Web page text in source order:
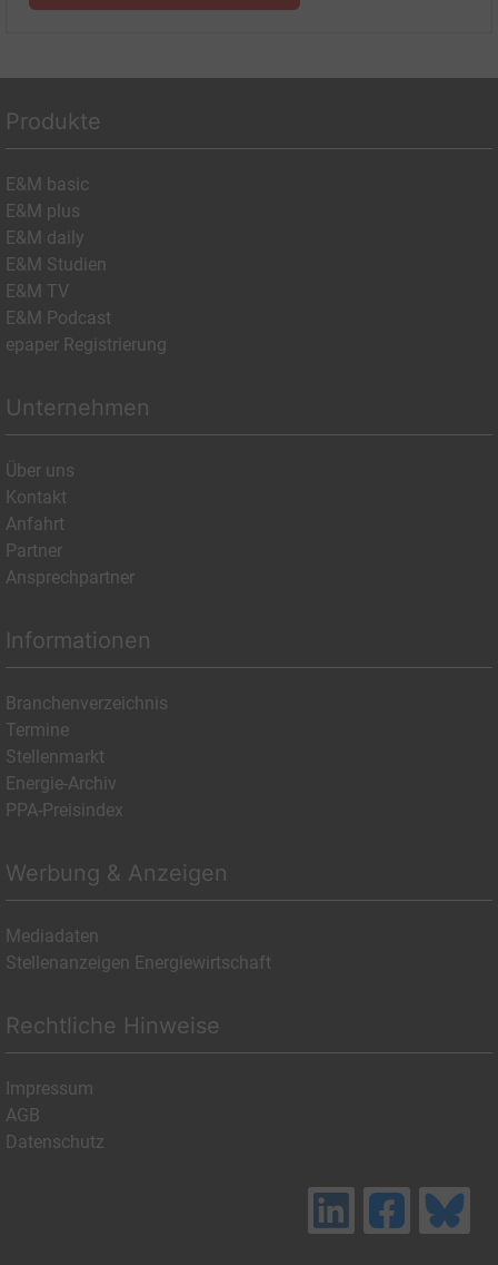
Produkte
E&M basic
E&M plus
E&M daily
E&M Studien
E&M TV
E&M Podcast
epaper Registrierung
Unternehmen
Über uns
Kontakt
Anfahrt
Partner
Ansprechpartner
Informationen
Branchenverzeichnis
Termine
Stellenmarkt
Energie-Archiv
PPA-Preisindex
Werbung & Anzeigen
Mediadaten
Stellenanzeigen Energiewirtschaft
Rechtliche Hinweise
Impressum
AGB
Datenschutz